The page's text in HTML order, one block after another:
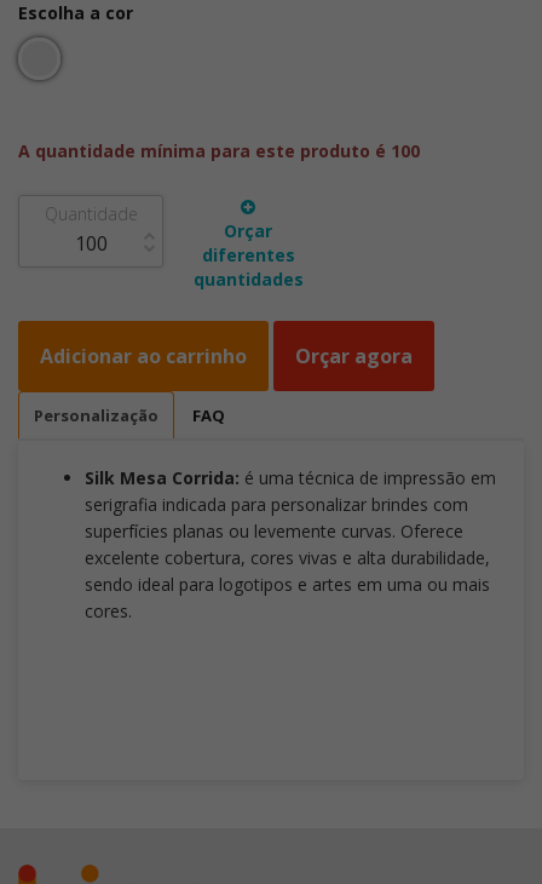
Escolha a cor
A quantidade mínima para este produto é 100
Quantidade
Orçar
diferentes
quantidades
Adicionar ao carrinho Orçar agora
Personalização FAQ
Silk Mesa Corrida: é uma técnica de impressão em
serigrafia indicada para personalizar brindes com
superfícies planas ou levemente curvas. Oferece
excelente cobertura, cores vivas e alta durabilidade,
sendo ideal para logotipos e artes em uma ou mais
cores.